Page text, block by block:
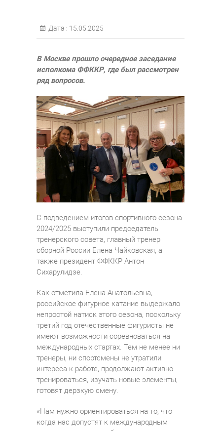
Дата : 15.05.2025
В Москве прошло очередное заседание
исполкома ФФККР, где был рассмотрен
ряд вопросов.
С подведением итогов спортивного сезона
2024/2025 выступили председатель
тренерского совета, главный тренер
сборной России Елена Чайковская, а
также президент ФФККР Антон
Сихарулидзе.
Как отметила Елена Анатольевна,
российское фигурное катание выдержало
непростой натиск этого сезона, поскольку
третий год отечественные фигуристы не
имеют возможности соревноваться на
международных стартах. Тем не менее ни
тренеры, ни спортсмены не утратили
интереса к работе, продолжают активно
тренироваться, изучать новые элементы,
готовят дерзкую смену.
«Нам нужно ориентироваться на то, что
когда нас допустят к международным